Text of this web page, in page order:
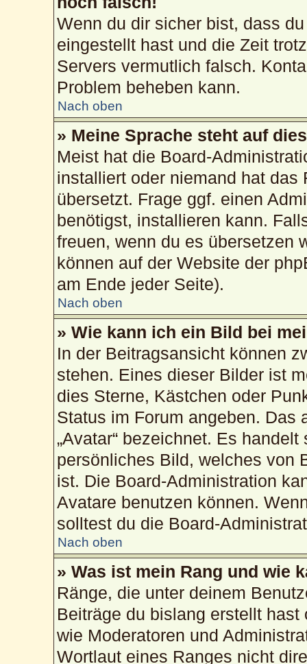
Wenn du dir sicher bist, dass
eingestellt hast und die Zeit
Servers vermutlich falsch.
Problem beheben kann.
Nach oben
» Meine Sprache steht auf
Meist hat die Board-
installiert oder niemand hat
übersetzt. Frage ggf. einen
benötigst, installieren kann.
freuen, wenn du es übersetzen
können auf der Website der
am Ende jeder Seite).
Nach oben
» Wie kann ich ein Bild bei
In der Beitragsansicht können
stehen. Eines dieser Bilder ist
dies Sterne, Kästchen oder
Status im Forum angeben. Das
„Avatar“ bezeichnet. Es
persönliches Bild, welches von
ist. Die Board-Administration
Avatare benutzen können.
solltest du die Board-
Nach oben
» Was ist mein Rang und wie
Ränge, die unter deinem
Beiträge du bislang erstellt
wie Moderatoren und
Wortlaut eines Ranges nicht